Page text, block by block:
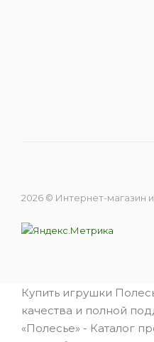
2026 © Интернет-магазин
Купить игрушки
качества и полной
«Полесье» - Каталог